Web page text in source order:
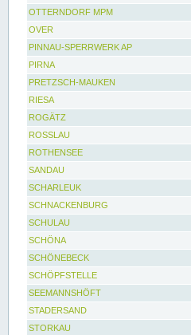
OTTERNDORF MPM
OVER
PINNAU-SPERRWERK AP
PIRNA
PRETZSCH-MAUKEN
RIESA
ROGÄTZ
ROSSLAU
ROTHENSEE
SANDAU
SCHARLEUK
SCHNACKENBURG
SCHULAU
SCHÖNA
SCHÖNEBECK
SCHÖPFSTELLE
SEEMANNSHÖFT
STADERSAND
STORKAU